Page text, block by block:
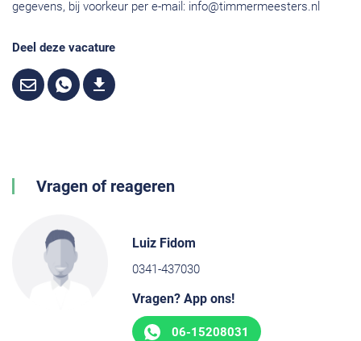
gegevens, bij voorkeur per e-mail: info@timmermeesters.nl
Deel deze vacature
Vragen of reageren
Luiz Fidom
0341-437030
Vragen? App ons!
06-15208031